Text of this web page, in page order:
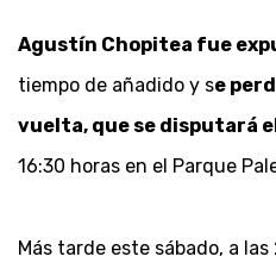
Agustín Chopitea fue
tiempo de añadido y se
vuelta, que se disputará
16:30 horas en el Parque
Más tarde este sábado, a